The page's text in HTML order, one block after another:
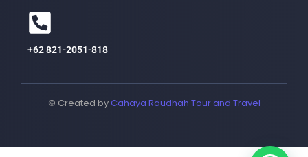
+62 821-2051-818
© Created byCahaya Raudhah Tour and Travel